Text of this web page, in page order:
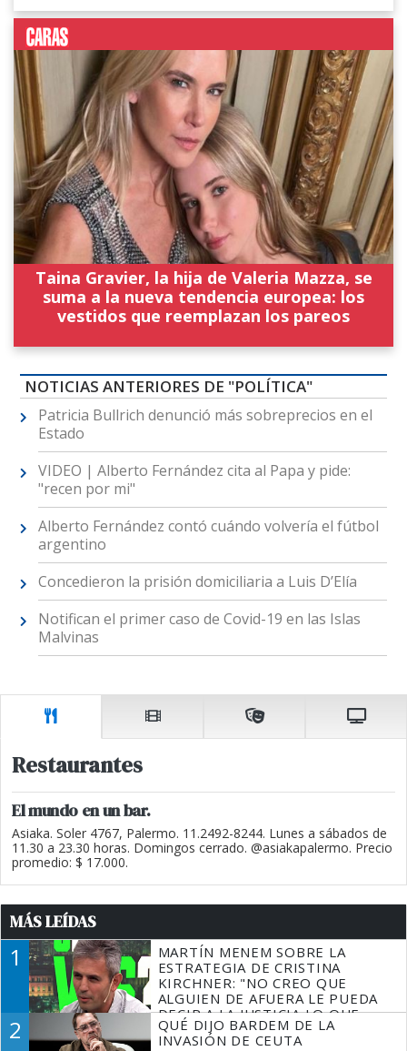
Taina Gravier, la hija de Valeria Mazza, se
suma a la nueva tendencia europea: los
vestidos que reemplazan los pareos
NOTICIAS ANTERIORES DE "POLÍTICA"
Patricia Bullrich denunció más sobreprecios en el
Estado
VIDEO | Alberto Fernández cita al Papa y pide:
"recen por mi"
Alberto Fernández contó cuándo volvería el fútbol
argentino
Concedieron la prisión domiciliaria a Luis D’Elía
Notifican el primer caso de Covid-19 en las Islas
Malvinas
Restaurantes
El mundo en un bar.
Asiaka. Soler 4767, Palermo. 11.2492-8244. Lunes a sábados de
11.30 a 23.30 horas. Domingos cerrado. @asiakapalermo. Precio
promedio: $ 17.000.
MÁS LEÍDAS
1
MARTÍN MENEM SOBRE LA
ESTRATEGIA DE CRISTINA
KIRCHNER: "NO CREO QUE
ALGUIEN DE AFUERA LE PUEDA
DECIR A LA JUSTICIA LO QUE
TIENE QUE HACER"
2
QUÉ DIJO BARDEM DE LA
INVASIÓN DE CEUTA